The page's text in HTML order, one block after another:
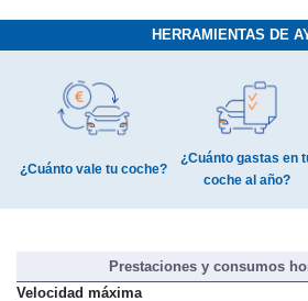
HERRAMIENTAS DE
¿Cuánto vale tu coche?
¿Cuánto gastas en
coche al año?
Prestaciones y consumos
Velocidad máxima